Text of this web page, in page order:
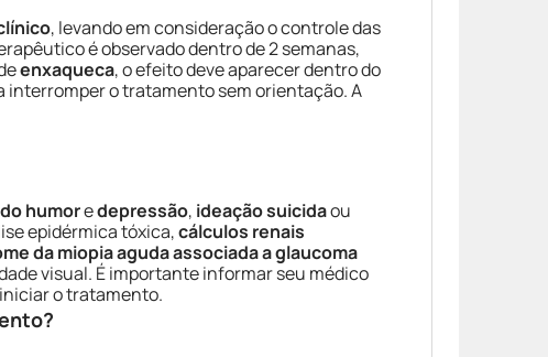
, levando em consideração o controle das
é observado dentro de 2 semanas,
enxaqueca, o efeito deve aparecer dentro do
interromper o tratamento sem orientação. A
humoredepressão, ideação suicidaou
epidérmica tóxica,cálculos renais
da miopia aguda associada a glaucoma
visual. É importante informar seu médico
o tratamento.